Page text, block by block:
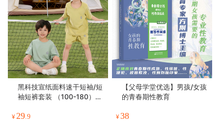
黑科技宣纸面料速干短袖/短
袖短裤套装 （100-180）3
¥ 29 .9
【父母学堂优选】男孩/女孩
的青春期性教育
¥38